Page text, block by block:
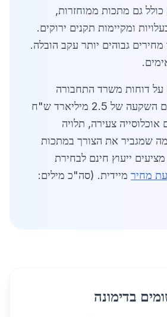
כולל גם מתכות ממוחזרות,
20% בעלויות ומקיימות תקנים ירוקים.
גבוהים יותר עקב הובלה.
על דוחות משרד התחבורה
מ-2026, המראים השקעה של 2.5 מיליארד ש"ח
אוכלוסייה צעירה, תלויה
שמגביר את הצורך במתכות
ייעוץ חינם לבחירת
מחיר מיידית. (סה"כ מילים:
בדימונה